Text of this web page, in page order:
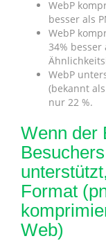
WebP
besser als
WebP
34%
WebP
(bekannt
nur 22 %.
Wenn der
Format
Web)